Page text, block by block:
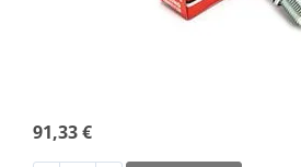
91,33 €